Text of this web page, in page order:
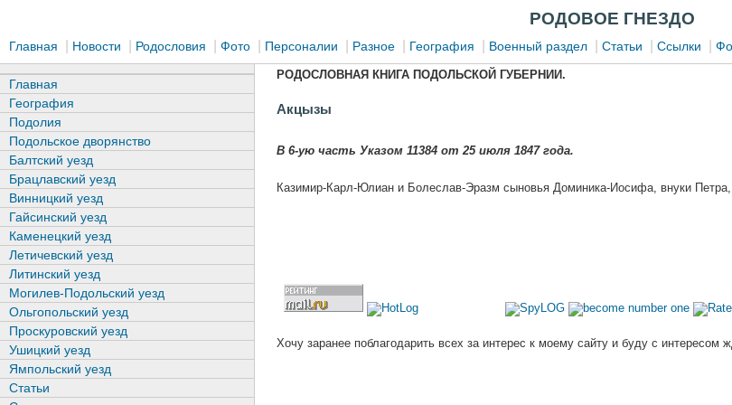
РОДОВОЕ ГНЕЗДО
Главная Новости Родословия Фото Персоналии Разное География Военный раздел Статьи Ссылки
РОДОСЛОВНАЯ КНИГА ПОДОЛЬСКОЙ ГУБЕРНИИ.
Акцызы
В 6-ую часть Указом 11384 от 25 июля 1847 года.
Казимир-Карл-Юлиан и Болеслав-Эразм сыновья Доминика-Иосифа, внуки Петра,
Хочу заранее поблагодарить всех за интерес к моему сайту и буду с интересом
Главная
География
Подолия
Подольское дворянство
Балтский уезд
Брацлавский уезд
Винницкий уезд
Гайсинский уезд
Каменецкий уезд
Летичевский уезд
Литинский уезд
Могилев-Подольский уезд
Ольгопольский уезд
Проскуровский уезд
Ушицкий уезд
Ямпольский уезд
Статьи